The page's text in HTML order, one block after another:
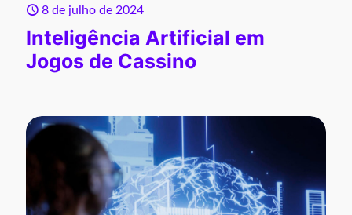
8 de julho de 2024
Inteligência Artificial em
Jogos de Cassino